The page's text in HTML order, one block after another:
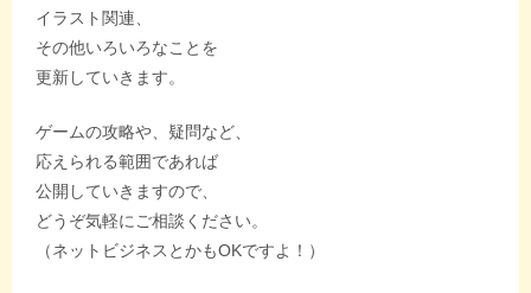
イラスト関連、
その他いろいろなことを
更新していきます。
ゲームの攻略や、疑問など、
応えられる範囲であれば
公開していきますので、
どうぞ気軽にご相談ください。
（ネットビジネスとかもOKですよ！）